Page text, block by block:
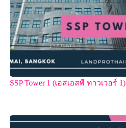
SSP Tower 1 (เอสเอสพี ทาวเวอร์ 1)